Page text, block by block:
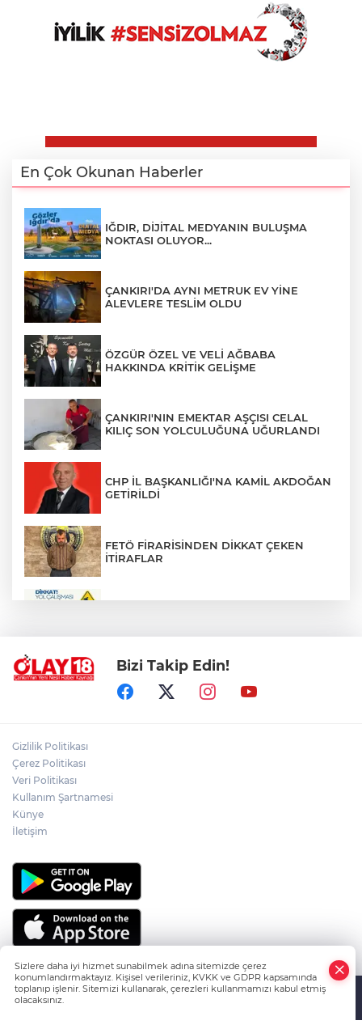
En Çok Okunan Haberler
IĞDIR, DİJİTAL MEDYANIN BULUŞMA
NOKTASI OLUYOR...
ÇANKIRI'DA AYNI METRUK EV YİNE
ALEVLERE TESLİM OLDU
ÖZGÜR ÖZEL VE VELİ AĞBABA
HAKKINDA KRİTİK GELİŞME
ÇANKIRI'NIN EMEKTAR AŞÇISI CELAL
KILIÇ SON YOLCULUĞUNA UĞURLANDI
CHP İL BAŞKANLIĞI'NA KAMİL AKDOĞAN
GETİRİLDİ
FETÖ FİRARİSİNDEN DİKKAT ÇEKEN
İTİRAFLAR
PKK'NIN SİLAH BIRAKMA SÜRECİNDE
YENİ DÖNEM
ÇANKIRILI ECZACI SABRİ ATAMANALP
Bizi Takip Edin!
Gizlilik Politikası
Çerez Politikası
Veri Politikası
Kullanım Şartnamesi
Künye
İletişim
Sizlere daha iyi hizmet sunabilmek adına sitemizde çerez
konumlandırmaktayız. Kişisel verileriniz, KVKK ve GDPR kapsamında
toplanıp işlenir. Sitemizi kullanarak, çerezleri kullanmamızı kabul etmiş
olacaksınız.